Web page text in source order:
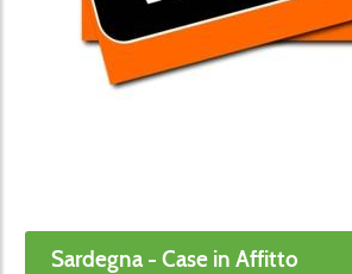
Sardegna - Case in Affitto